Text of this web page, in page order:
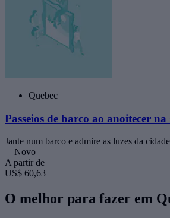
Quebec
Passeios de barco ao anoitecer
Jante num barco e admire as luzes da cidade
Novo
A partir de
US$ 60,63
O melhor para fazer em